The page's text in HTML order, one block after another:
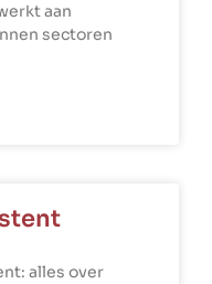
aan
sectoren
alles over